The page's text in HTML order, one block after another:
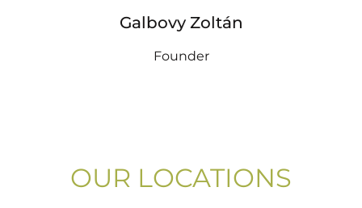
Galbovy Zoltán
Founder
OUR LOCATIONS